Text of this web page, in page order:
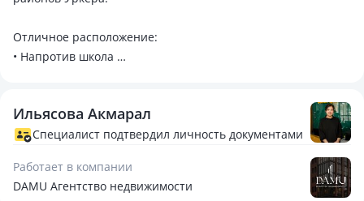
Отличное расположение:
• Напротив школа
• Удобная транспортная доступность
Дом не требует дополнительных вложений. Просторная
планировка подойдет для большой семьи, а качественное
строительство обеспечит комфортное проживание на
Ильясова Акмарал
Специалист подтвердил личность документами
Работает в компании
DAMU Агентство недвижимости